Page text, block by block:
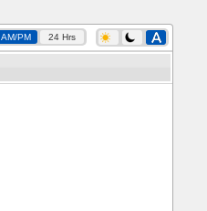
AM/PM 24 Hrs